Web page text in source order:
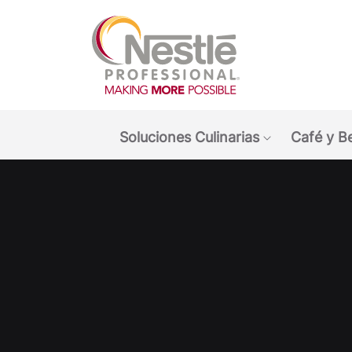
Soluciones Culinarias
Show
Café y